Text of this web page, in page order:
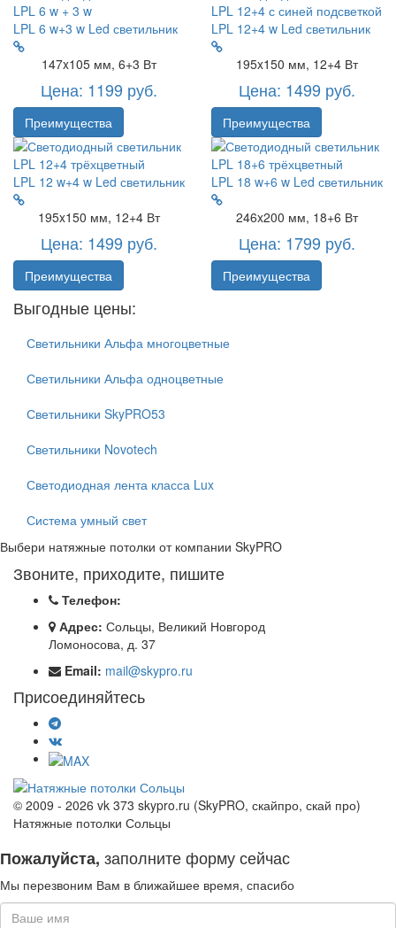
LPL 6 w+3 w Led светильник
147x105 мм, 6+3 Вт
Цена: 1199 руб.
Преимущества
LPL 12+4 w Led светильник
195x150 мм, 12+4 Вт
Цена: 1499 руб.
Преимущества
LPL 12 w+4 w Led светильник
195x150 мм, 12+4 Вт
Цена: 1499 руб.
Преимущества
LPL 18 w+6 w Led светильник
246x200 мм, 18+6 Вт
Цена: 1799 руб.
Преимущества
Выгодные цены:
Светильники Альфа многоцветные
Светильники Альфа одноцветные
Светильники SkyPRO53
Светильники Novotech
Светодиодная лента класса Lux
Система умный свет
Выбери натяжные потолки от компании SkyPRO
Звоните, приходите, пишите
Телефон:
Адрес: Сольцы, Великий Новгород
Ломоносова, д. 37
Email: mail@skypro.ru
Присоединяйтесь
© 2009 - 2026 vk 373 skypro.ru (SkyPRO, скайпро, скай про)
Натяжные потолки Сольцы
Пожалуйста, заполните форму сейчас
Мы перезвоним Вам в ближайшее время, спасибо